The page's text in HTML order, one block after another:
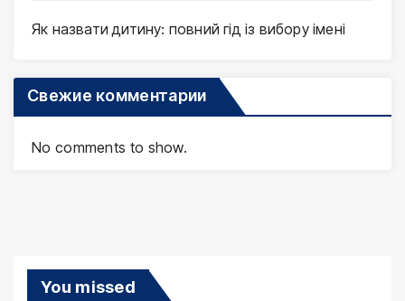
Як назвати дитину: повний гід із вибору імені
Свежие комментарии
No comments to show.
You missed